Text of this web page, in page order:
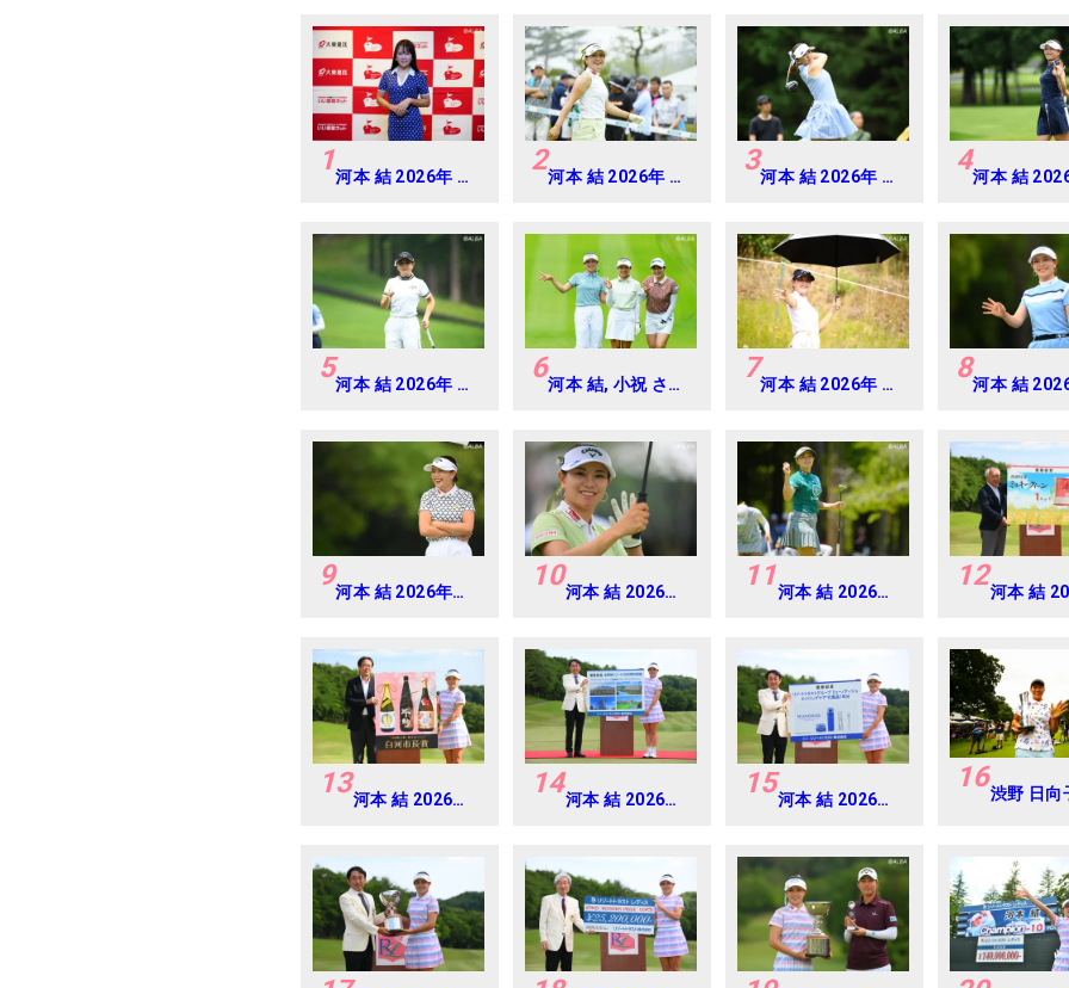
1河本 結 2026年 大
習日・プロアマ
2河本 結 2026年 明
3河本 結 2026年 ミ
ップ Round4
4河本 結
ップ
5河本 結 2026年 ミ
ップ Round3
6河本 結, 小祝 さく
JAL レディス
Round4
7河本 結 2026年 ミ
ップ Round1
8河本 結
Round4
9河本 結 2026年
Round5
10河本 結 2026年
CUP Round4
11河本 結 2026年
12河本 結
Round4
13河本 結 2026年
Round4
14河本 結 2026年
Round4
15河本 結 2026年
Round4
16渋野 日向